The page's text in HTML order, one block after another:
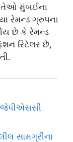
તેઓ મુંબઈના
રેમન્ડ ગ્રુપના
છે કે રેમન્ડ
રિટેલર છે,
જેપીએસસી
સામગ્રીના